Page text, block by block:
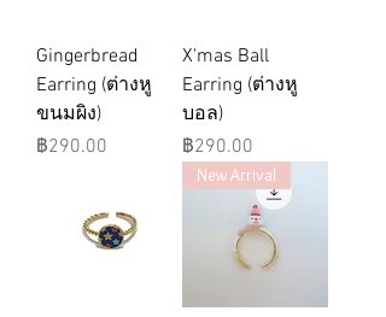
Gingerbread
Earring (ต่างหู
ขนมผิง)
ราคา
฿290.00
X'mas Ball
Earring (ต่างหู
บอล)
ราคา
฿290.00
New Arrival